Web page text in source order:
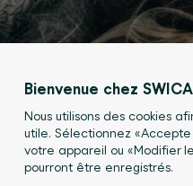
Bienvenue chez SWICA
Nous utilisons des cookies
utile. Sélectionnez «Accepte
votre appareil ou «Modifier
pourront être enregistrés.